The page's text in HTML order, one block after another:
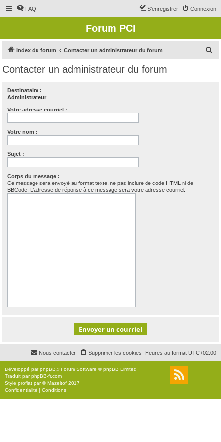
FAQ Connexion
S’enregistrer
Forum PCI
Index du forum Contacter un administrateur du forum
Contacter un administrateur du forum
Destinataire :
Administrateur
Votre adresse courriel :
Votre nom :
Sujet :
Corps du message :
Ce message sera envoyé au format texte, ne pas inclure de code HTML ni de
BBCode. L’adresse de réponse à ce message sera votre adresse courriel.
Heures au format UTC+02:00
Supprimer les cookies
Nous contacter
Développé parphpBB® Forum Software © phpBB Limited
Traduit parphpBB-fr.com
Style proflat par ©Mazeltof 2017
Confidentialité | Conditions